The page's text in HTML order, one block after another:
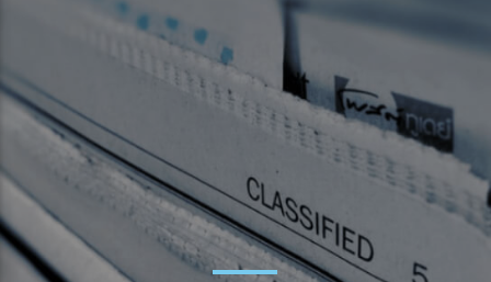
MOST ADÁSBAN
MannaFM
Cserháti Zsuzsa : Érted Mondok Imát